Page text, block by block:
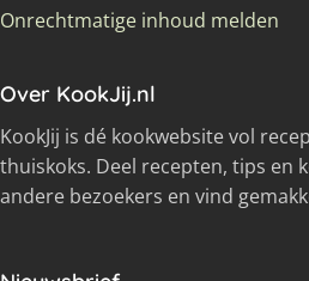
Onrechtmatige inhoud melden
Over KookJij.nl
KookJij is dé kookwebsite vol
thuiskoks. Deel recepten, tips en
andere bezoekers en vind